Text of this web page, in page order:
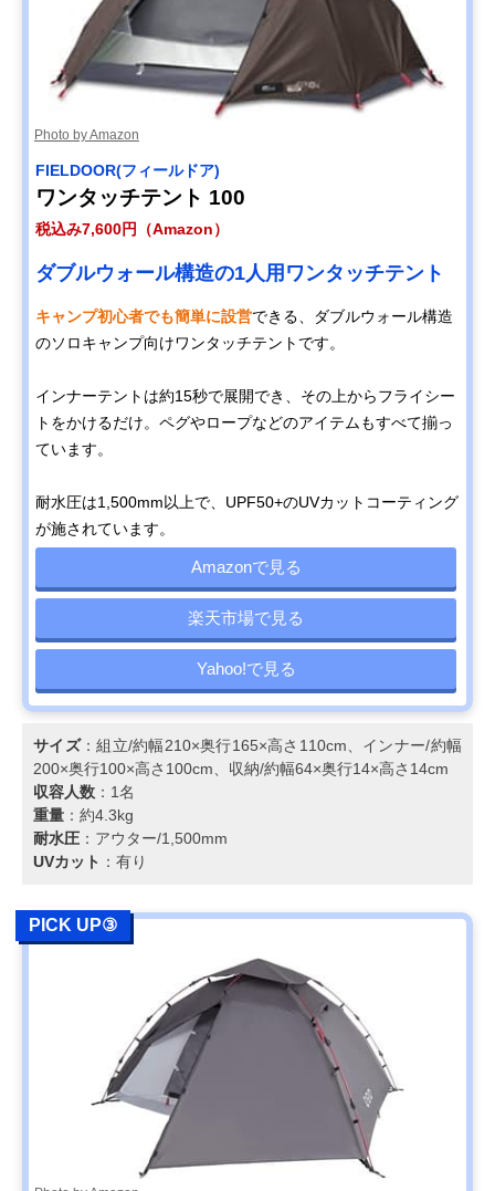
Photo by Amazon
FIELDOOR(フィールドア)
ワンタッチテント 100
税込み7,600円（Amazon）
ダブルウォール構造の1人用ワンタッチテント
キャンプ初心者でも簡単に設営できる、ダブルウォール構造
のソロキャンプ向けワンタッチテントです。
インナーテントは約15秒で展開でき、その上からフライシー
トをかけるだけ。ペグやロープなどのアイテムもすべて揃っ
ています。
耐水圧は1,500mm以上で、UPF50+のUVカットコーティング
が施されています。
Amazonで見る
楽天市場で見る
Yahoo!で見る
サイズ：組立/約幅210×奥行165×高さ110cm、インナー/約幅
200×奥行100×高さ100cm、収納/約幅64×奥行14×高さ14cm
収容人数 ：1名
重量 ：約4.3kg
耐水圧 ：アウター/1,500mm
UVカット ：有り
PICK UP③